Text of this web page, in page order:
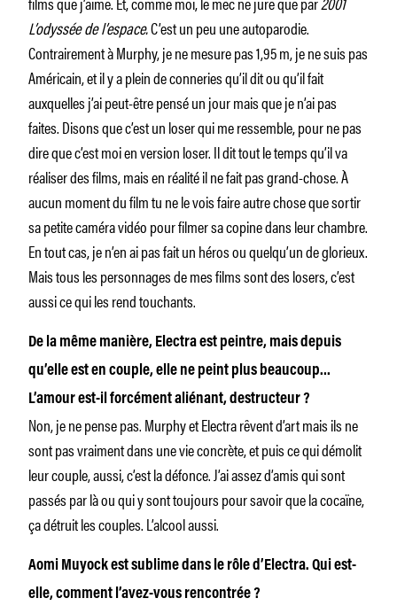
L’odyssée de l’espace.C’est un peu une autoparodie.
Contrairement à Murphy, je ne mesure pas 1,95 m, je ne suis pas
Américain, et il y a plein de conneries qu’il dit ou qu’il fait
auxquelles j’ai peut-être pensé un jour mais que je n’ai pas
faites. Disons que c’est un loser qui me ressemble, pour ne pas
dire que c’est moi en version loser. Il dit tout le temps qu’il va
réaliser des films, mais en réalité il ne fait pas grand-chose. À
aucun moment du film tu ne le vois faire autre chose que sortir
sa petite caméra vidéo pour filmer sa copine dans leur chambre.
En tout cas, je n’en ai pas fait un héros ou quelqu’un de glorieux.
Mais tous les personnages de mes films sont des losers, c’est
aussi ce qui les rend touchants.
De la même manière, Electra est peintre, mais depuis
qu’elle est en couple, elle ne peint plus beaucoup…
L’amour est-il forcément aliénant, destructeur ?
Non, je ne pense pas. Murphy et Electra rêvent d’art mais ils ne
sont pas vraiment dans une vie concrète, et puis ce qui démolit
leur couple, aussi, c’est la défonce. J’ai assez d’amis qui sont
passés par là ou qui y sont toujours pour savoir que la cocaïne,
ça détruit les couples. L’alcool aussi.
Aomi Muyock est sublime dans le rôle d’Electra. Qui est-
elle, comment l’avez-vous rencontrée ?